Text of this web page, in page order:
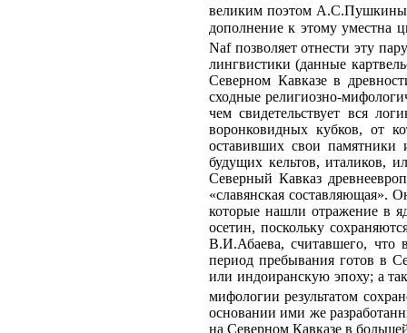
великим поэтом
дополнение к этому уместна
Naf позволяет отнести эту
лингвистики (данные
Северном Кавказе в
сходные религиозно-
чем свидетельствует вся
воронковидных кубков, от
оставивших свои памятники
будущих кельтов, италиков,
Северный Кавказ
«славянская составляющая».
которые нашли отражение в
осетин, поскольку
В.И.Абаева, считавшего, что
период пребывания готов в
или индоиранскую эпоху; а
мифологии результатом
основании ими же
на Северном Кавказе в